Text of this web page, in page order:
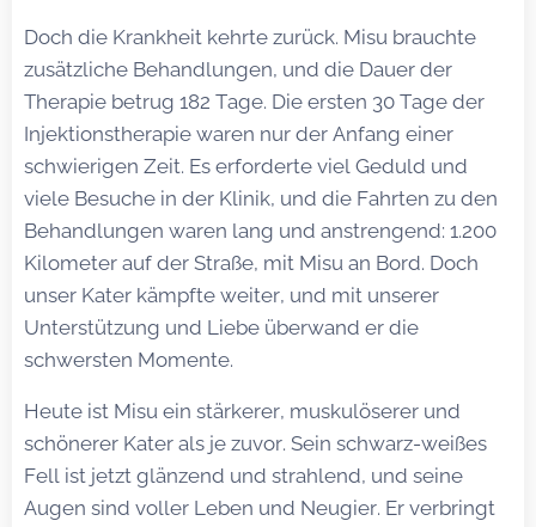
Doch die Krankheit kehrte zurück. Misu brauchte
zusätzliche Behandlungen, und die Dauer der
Therapie betrug 182 Tage. Die ersten 30 Tage der
Injektionstherapie waren nur der Anfang einer
schwierigen Zeit. Es erforderte viel Geduld und
viele Besuche in der Klinik, und die Fahrten zu den
Behandlungen waren lang und anstrengend: 1.200
Kilometer auf der Straße, mit Misu an Bord. Doch
unser Kater kämpfte weiter, und mit unserer
Unterstützung und Liebe überwand er die
schwersten Momente.
Heute ist Misu ein stärkerer, muskulöserer und
schönerer Kater als je zuvor. Sein schwarz-weißes
Fell ist jetzt glänzend und strahlend, und seine
Augen sind voller Leben und Neugier. Er verbringt